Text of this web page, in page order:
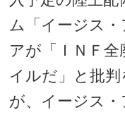
ム「イージス
アが「ＩＮＦ
イルだ」と批
が、イージス